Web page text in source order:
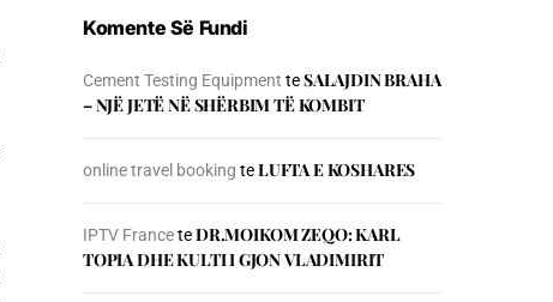
Komente Së Fundi
Cement Testing Equipment teSALAJDIN BRAHA
– NJЁ JETЁ NЁ SHЁRBIM TЁ KOMBIT
online travel booking teLUFTA E KOSHARES
IPTV FranceteDR.MOIKOM ZEQO: KARL
TOPIA DHE KULTI I GJON VLADIMIRIT